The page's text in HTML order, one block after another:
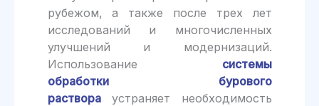
рубежом, а также после трех лет
исследований и многочисленных
улучшений и модернизаций.
Использование системы
обработкибурового
раствораустраняет необходимость